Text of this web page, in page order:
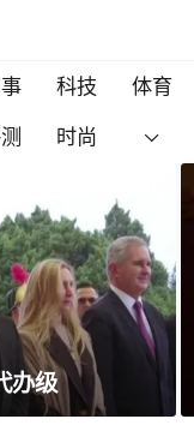
科技
体育
时尚
办级